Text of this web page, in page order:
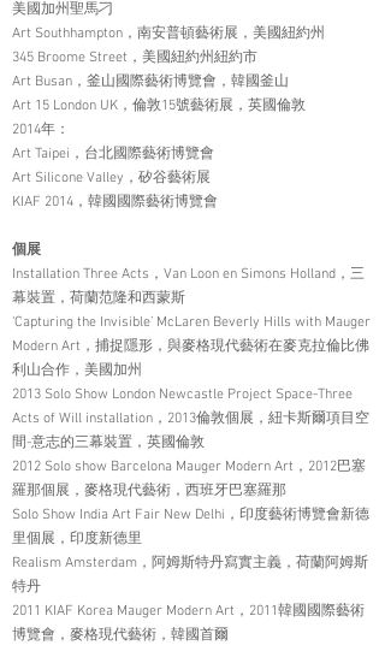
美國加州聖馬刁
Art Southhampton，南安普頓藝術展，美國紐約州
345 Broome Street，美國紐約州紐約市
Art Busan，釜山國際藝術博覽會，韓國釜山
Art 15 London UK，倫敦15號藝術展，英國倫敦
2014年：
Art Taipei，台北國際藝術博覽會
Art Silicone Valley，矽谷藝術展
KIAF 2014，韓國國際藝術博覽會
個展
Installation Three Acts，Van Loon en Simons Holland，三
幕裝置，荷蘭范隆和西蒙斯
‘Capturing the Invisible’ McLaren Beverly Hills with Mauger
Modern Art，捕捉隱形，與麥格現代藝術在麥克拉倫比佛
利山合作，美國加州
2013 Solo Show London Newcastle Project Space-Three
Acts of Will installation，2013倫敦個展，紐卡斯爾項目空
間-意志的三幕裝置，英國倫敦
2012 Solo show Barcelona Mauger Modern Art，2012巴塞
羅那個展，麥格現代藝術，西班牙巴塞羅那
Solo Show India Art Fair New Delhi，印度藝術博覽會新德
里個展，印度新德里
Realism Amsterdam，阿姆斯特丹寫實主義，荷蘭阿姆斯
特丹
2011 KIAF Korea Mauger Modern Art，2011韓國國際藝術
博覽會，麥格現代藝術，韓國首爾